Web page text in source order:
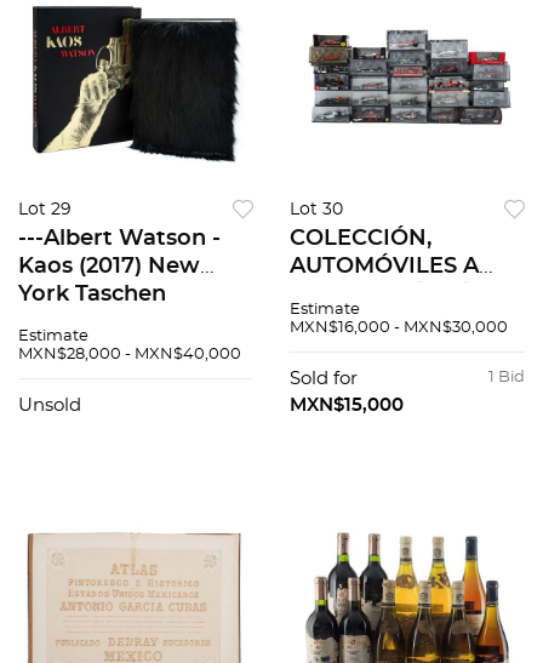
Lot 29
---Albert Watson -
Kaos (2017) New
York Taschen
Estimate
MXN$28,000 - MXN$40,000
Unsold
Lot 30
COLECCIÓN,
AUTOMÓVILES A
SERIE CART / INDY
mitad de siglo XX.
Pzs 112
Estimate
MXN$16,000 - MXN$30,000
1 Bid
Sold for
MXN$15,000